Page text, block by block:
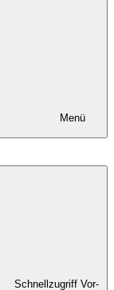
Menü
Schnellzugriff Vor-